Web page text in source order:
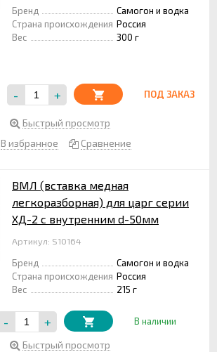
Бренд
Самогон и водка
Страна происхождения Россия
Вес
300 г
- + ПОД ЗАКАЗ
Быстрый просмотр
В избранное
Сравнение
ВМЛ (вставка медная
легкоразборная) для царг серии
ХД-2 c внутренним d-50мм
Артикул: S10164
Бренд
Самогон и водка
Страна происхождения Россия
Вес
215 г
- + В наличии
Быстрый просмотр